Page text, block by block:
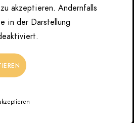
2026
akzeptieren. Andernfalls
in der Darstellung